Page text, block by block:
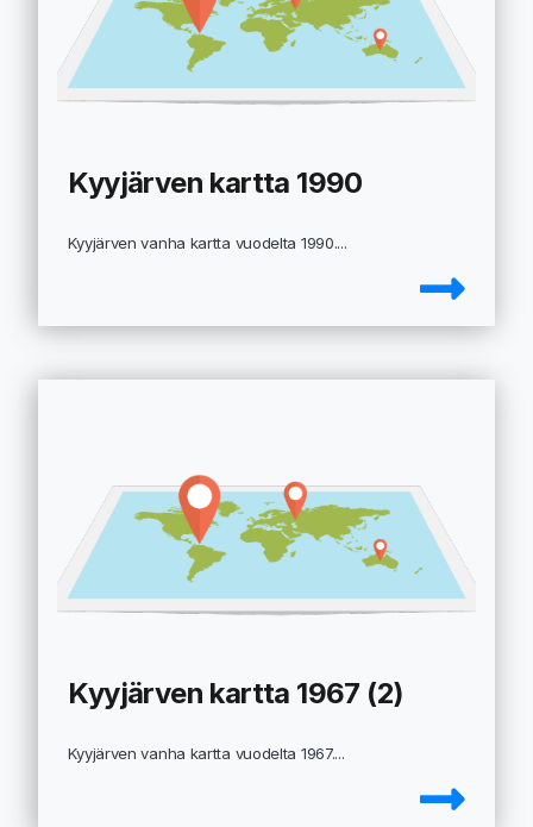
Kyyjärven kartta 1990
Kyyjärven vanha kartta vuodelta 1990....
Kyyjärven kartta 1967 (2)
Kyyjärven vanha kartta vuodelta 1967....